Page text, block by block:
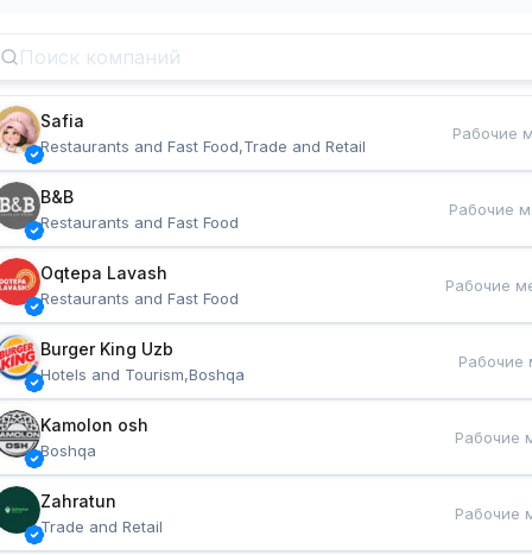
Safia
Restaurants and Fast Food,Trade and Retail
Рабочие
B&B
Restaurants and Fast Food
Рабочие
Oqtepa Lavash
Restaurants and Fast Food
Рабочие
Burger King Uzb
Hotels and Tourism,Boshqa
Рабочие
Kamolon osh
Boshqa
Рабочие
Zahratun
Trade and Retail
Рабочие